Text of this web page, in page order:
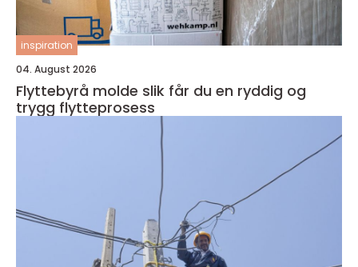
inspiration
04. August 2026
Flyttebyrå molde slik får du en ryddig og
trygg flytteprosess